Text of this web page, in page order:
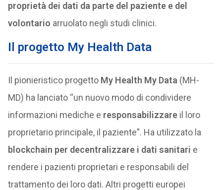
proprietà dei dati da parte del paziente e del
volontario arruolato negli studi clinici.
Il progetto My Health Data
Il pionieristico progetto My Health My Data (MH-
MD) ha lanciato “un nuovo modo di condividere
informazioni mediche e responsabilizzareil loro
proprietario principale, il paziente”. Ha utilizzato la
blockchain per decentralizzare i dati sanitari e
rendere i pazienti proprietari e responsabili del
trattamento dei loro dati. Altri progetti europei